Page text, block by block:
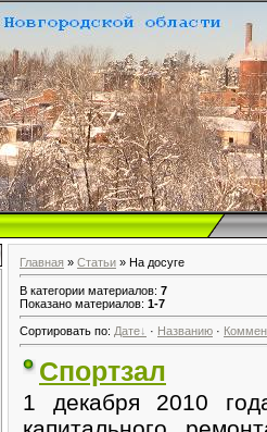
Главная » Статьи » На досуге
В категории материалов: 7
Показано материалов: 1-7
Сортировать по: Дате · Названию ·
Спортзал
1 декабря 2010